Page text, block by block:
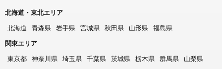
北海道・東北エリア
北海道
青森県 岩手県 宮城県 秋田県 山形県
福島県
関東エリア
東京都
神奈川県 埼玉県 千葉県 茨城県 栃木県 群馬県
山梨県